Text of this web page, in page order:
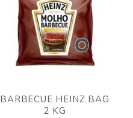
BARBECUE HEINZ BAG
2 KG